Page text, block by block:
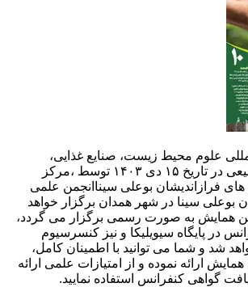
علوم محیط زیست، صنایع غذایی،
کشاورزی و منابع طبیعی در تاریخ ۱۵ دی ۱۴۰۳ توسط ،مرکز
فرازاندیشان بوعلی سیناانجمن علمی
بوعلی سینا در شهر همدان برگزار خواهد
این همایش به صورت رسمی برگزار می گردد،
در پایگاه سیویلیکا و نیز کنسرسیوم
شد و شما می توانید با اطمینان کامل،
ارائه نموده و از امتیازات علمی ارائه
گواهی کنفرانس استفاده نمایید.